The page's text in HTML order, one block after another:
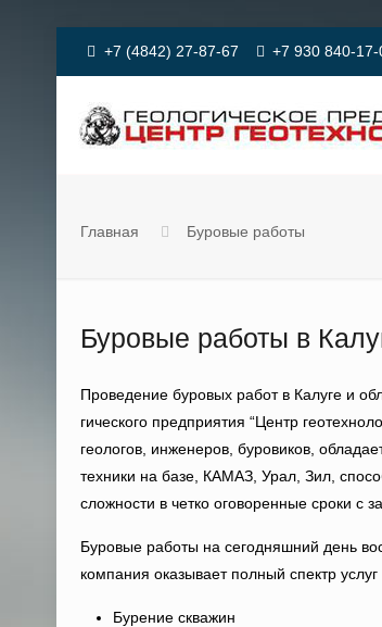
+7 (4842) 27-87-67 +7 930 840-17-
Главная Буровые работы
Буровые работы в
Проведение буровых работ в Калуге и
гического предприятия “Центр
геологов, инженеров, буровиков,
техники на базе, КАМАЗ, Урал, Зил,
сложности в четко оговоренные сроки с
Буровые работы на сегодняшний день
компания оказывает полный спектр
Бурение скважин